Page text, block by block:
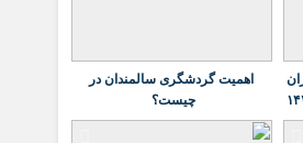
اهمیت گردشگری سالمندان در
چیست؟